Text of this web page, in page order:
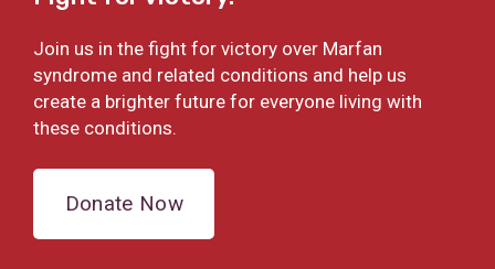
Join us in the fight for victory over Marfan
syndrome and related conditions and help us
create a brighter future for everyone living with
these conditions.
Donate Now